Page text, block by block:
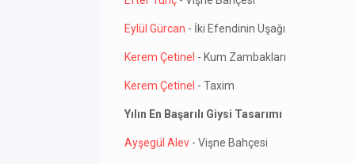
Eylül Gürcan - İki Efendinin Uşağı
Kerem Çetinel - Kum Zambakları
Kerem Çetinel - Taxim
Yılın En Başarılı Giysi Tasarımı
Ayşegül Alev - Vişne Bahçesi